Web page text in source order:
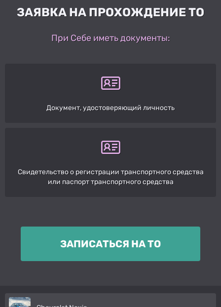
ЗАЯВКА НА ПРОХОЖДЕНИЕ ТО
При Себе иметь документы:
Документ, удостоверяющий личность
Свидетельство о регистрации транспортного средства
или паспорт транспортного средства
ЗАПИСАТЬСЯ НА ТО